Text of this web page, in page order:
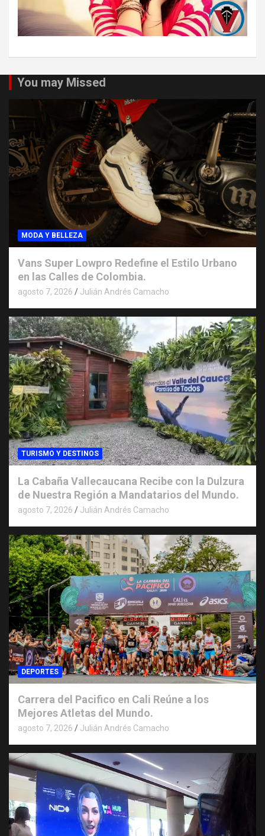
You may Missed
MODA Y BELLEZA
Vans Super Lowpro Redefine el Estilo Urbano
en las Calles de Colombia.
agosto 7, 2026 Julián Andrés Camacho
TURISMO Y DESTINOS
La Cabaña Vallecaucana Recibe con la Dulzura
de Nuestra Región a Mandatarios del Mundo.
agosto 7, 2026 Julián Andrés Camacho
DEPORTES
Carrera del Pacifico en Cali Reúne a los
Mejores Atletas del Mundo.
agosto 7, 2026 Julián Andrés Camacho